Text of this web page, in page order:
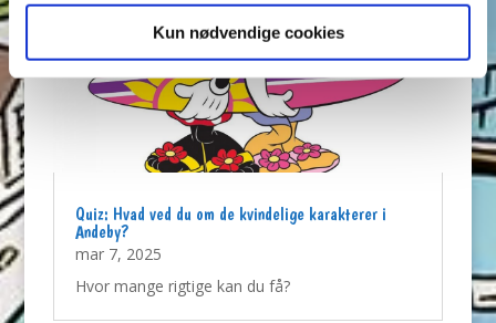
Kun nødvendige cookies
Quiz: Hvad ved du om de kvindelige karakterer i
Andeby?
mar 7, 2025
Hvor mange rigtige kan du få?